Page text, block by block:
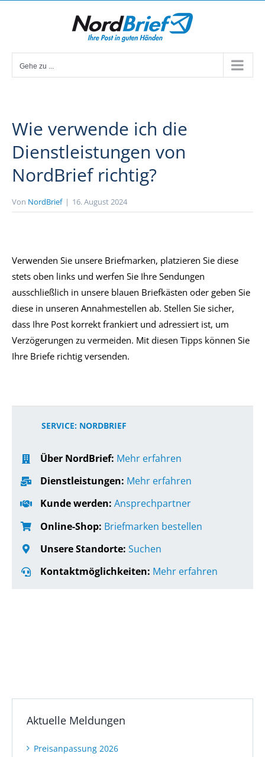
Gehe zu ...
Wie verwende ich die
Dienstleistungen von
NordBrief richtig?
Von NordBrief | 16. August 2024
Verwenden Sie unsere Briefmarken, platzieren Sie diese
stets oben links und werfen Sie Ihre Sendungen
ausschließlich in unsere blauen Briefkästen oder geben Sie
diese in unseren Annahmestellen ab. Stellen Sie sicher,
dass Ihre Post korrekt frankiert und adressiert ist, um
Verzögerungen zu vermeiden. Mit diesen Tipps können Sie
Ihre Briefe richtig versenden.
SERVICE: NORDBRIEF
Über NordBrief: Mehr erfahren
Dienstleistungen: Mehr erfahren
Kunde werden:Ansprechpartner
Online-Shop: Briefmarken bestellen
Unsere Standorte:Suchen
Kontaktmöglichkeiten: Mehr erfahren
Aktuelle Meldungen
Preisanpassung 2026